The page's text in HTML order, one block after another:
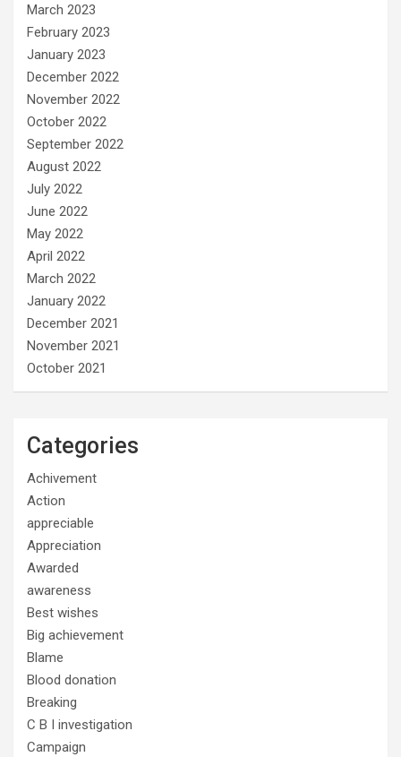
March 2023
February 2023
January 2023
December 2022
November 2022
October 2022
September 2022
August 2022
July 2022
June 2022
May 2022
April 2022
March 2022
January 2022
December 2021
November 2021
October 2021
Categories
Achivement
Action
appreciable
Appreciation
Awarded
awareness
Best wishes
Big achievement
Blame
Blood donation
Breaking
C B I investigation
Campaign